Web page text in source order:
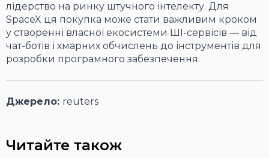
лідерство на ринку штучного інтелекту. Для
SpaceX ця покупка може стати важливим кроком
у створенні власної екосистеми ШІ-сервісів — від
чат-ботів і хмарних обчислень до інструментів для
розробки програмного забезпечення.
Джерело: reuters
Читайте також